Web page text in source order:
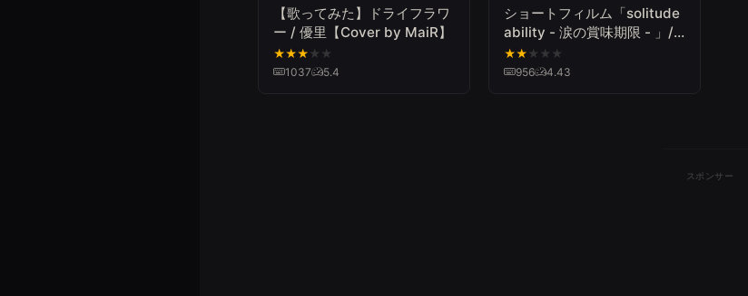
【歌ってみた】ドライフラワ
ー / 優里【Cover by MaiR】
★★★ ★ ★
1037
5.4
ショートフィルム「solitude
ability - 涙の賞味期限 - 」/
枝優花 × 伊藤万理華 × Karin.
★★ ★ ★ ★
956
4.43
スポンサー